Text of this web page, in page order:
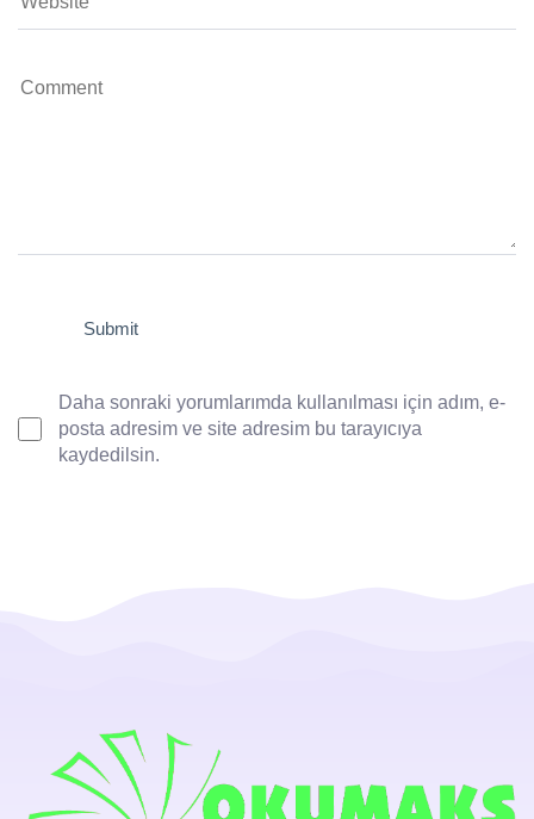
Daha sonraki yorumlarımda kullanılması için adım, e-
posta adresim ve site adresim bu tarayıcıya
kaydedilsin.